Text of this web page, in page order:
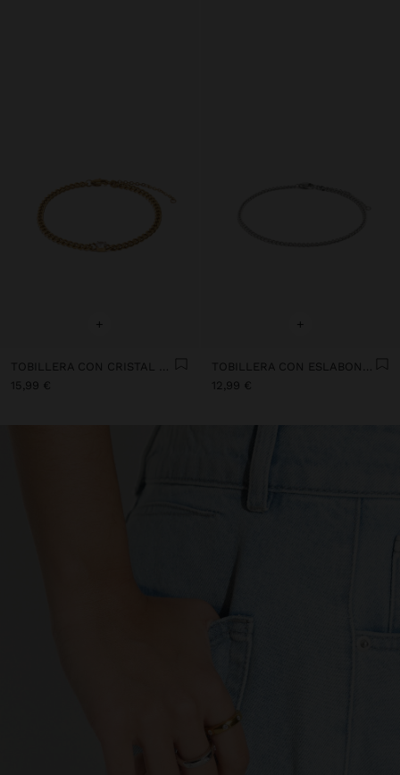
+
TOBILLERA CON CRISTAL - ACERO INOXIDABLE
15,99 €
+
TOBILLERA CON ESLABONES - ACERO INOXIDABLE
12,99 €